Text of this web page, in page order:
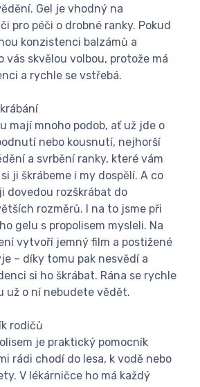
Gel je vhodný na
pro péči o drobné ranky. Pokud
konzistenci balzámů a
vás skvělou volbou, protože má
a rychle se vstřebá.
mají mnoho podob, ať už jde o
nebo kousnutí, nejhorší
a svrbění ranky, které vám
ji škrábeme i my dospělí. A co
dovedou rozškrábat do
rozměrů. I na to jsme při
gelu s propolisem mysleli. Na
vytvoří jemný film a postižené
– díky tomu pak nesvědí a
si ho škrábat. Rána se rychle
už o ní nebudete vědět.
rodičů
je praktický pomocník
rádi chodí do lesa, k vodě nebo
V lékárničce ho má každý